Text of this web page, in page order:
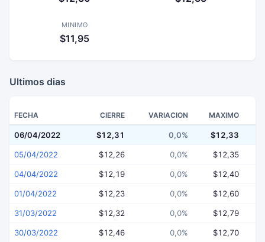
MINIMO
$11,95
Ultimos dias
FECHA CIERRE VARIACION MAXIMO
06/04/2022 $12,31 0,0% $12,33
05/04/2022 $12,26 0,0% $12,35
04/04/2022 $12,19 0,0% $12,40
01/04/2022 $12,23 0,0% $12,60
31/03/2022 $12,32 0,0% $12,79
30/03/2022 $12,46 0,0% $12,70